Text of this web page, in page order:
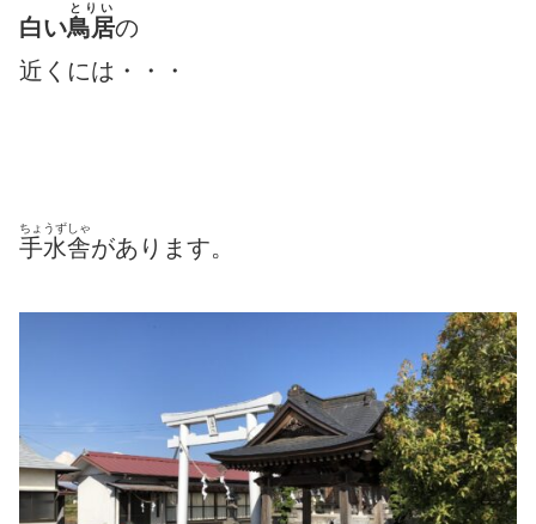
白い鳥居
とりい
の
近くには・・・
手水舎
ちょうずしゃ
があります。